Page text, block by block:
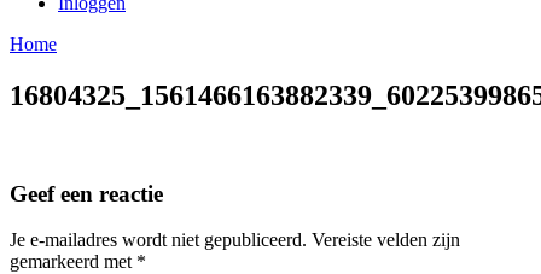
Home
Geef een reactie
Je e-mailadres wordt niet gepubliceerd. Vereiste velden zijn
gemarkeerd met *